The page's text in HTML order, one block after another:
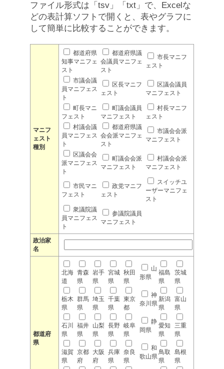
ファイル形式は「tsv」「txt」で、Excelな
どの表計算ソフトで開くと、表やグラフに
して簡単に比較することができます。
マニフ
ェスト
種別
都道府県
知事マニフェ
スト
都道府県議
会議員マニフェ
スト
市長マニフ
ェスト
市議会議
員マニフェス
ト
区長マニフ
ェスト
区議会議員
マニフェスト
町長マニ
フェスト
町議会議員
マニフェスト
村長マニフ
ェスト
村議会議
員マニフェス
ト
都道府県議
会会派マニフェ
スト
市議会会派
マニフェスト
区議会会
派マニフェス
ト
町議会会派
マニフェスト
村議会会派
マニフェスト
市民マニ
フェスト
政党マニフ
ェスト
スイッチユ
ーザーマニフェ
スト
衆議院議
員マニフェス
ト
参議院議員
マニフェスト
政治家
名
都道府
県
北海
道
青森
県
岩手
県
宮城
県
秋田
県
山
形県
福島
県
茨城
県
栃木
県
群馬
県
埼玉
県
千葉
県
東京
都
神
奈川県
新潟
県
富山
県
石川
県
福井
県
山梨
県
長野
県
岐阜
県
静
岡県
愛知
県
三重
県
滋賀
県
京都
府
大阪
府
兵庫
県
奈良
県
和
歌山県
鳥取
県
島根
県